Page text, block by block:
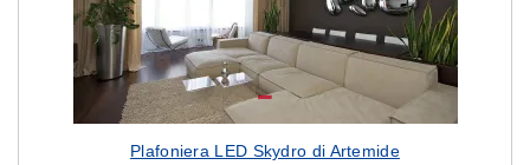
Plafoniera LED Skydro di Artemide